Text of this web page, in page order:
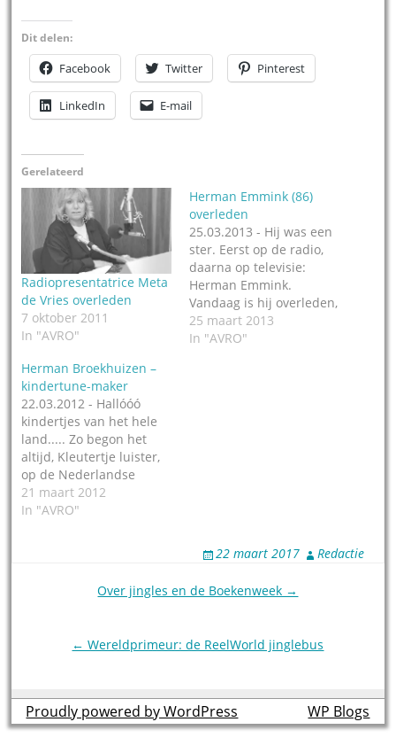
Dit delen:
Facebook Twitter Pinterest
LinkedIn E-mail
Gerelateerd
Radiopresentatrice Meta
de Vries overleden
7 oktober 2011
In "AVRO"
Herman Emmink (86)
overleden
25.03.2013 - Hij was een
ster. Eerst op de radio,
daarna op televisie:
Herman Emmink.
Vandaag is hij overleden,
op 86-jarige leeftijd.
Emmink was zanger (zijn
25 maart 2013
In "AVRO"
Herman Broekhuizen –
kindertune-maker
22.03.2012 - Hallóóó
kindertjes van het hele
land..... Zo begon het
altijd, Kleutertje luister,
op de Nederlandse
radio. De grote man
achter programma was
eigenlijk vanzelf al
was enorm:…
21 maart 2012
In "AVRO"
22 maart 2017 Redactie
Over jingles en de Boekenweek →
← Wereldprimeur: de ReelWorld jinglebus
Proudly powered by WordPress theme byWP Blogs